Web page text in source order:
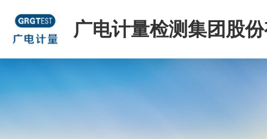
广电计量检测集团股
司